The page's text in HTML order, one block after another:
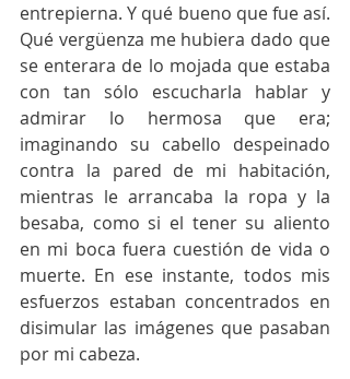
entrepierna. Y qué bueno que fue así.
Qué vergüenza me hubiera dado que
se enterara de lo mojada que estaba
con tan sólo escucharla hablar y
admirar lo hermosa que era;
imaginando su cabello despeinado
contra la pared de mi habitación,
mientras le arrancaba la ropa y la
besaba, como si el tener su aliento
en mi boca fuera cuestión de vida o
muerte. En ese instante, todos mis
esfuerzos estaban concentrados en
disimular las imágenes que pasaban
por mi cabeza.